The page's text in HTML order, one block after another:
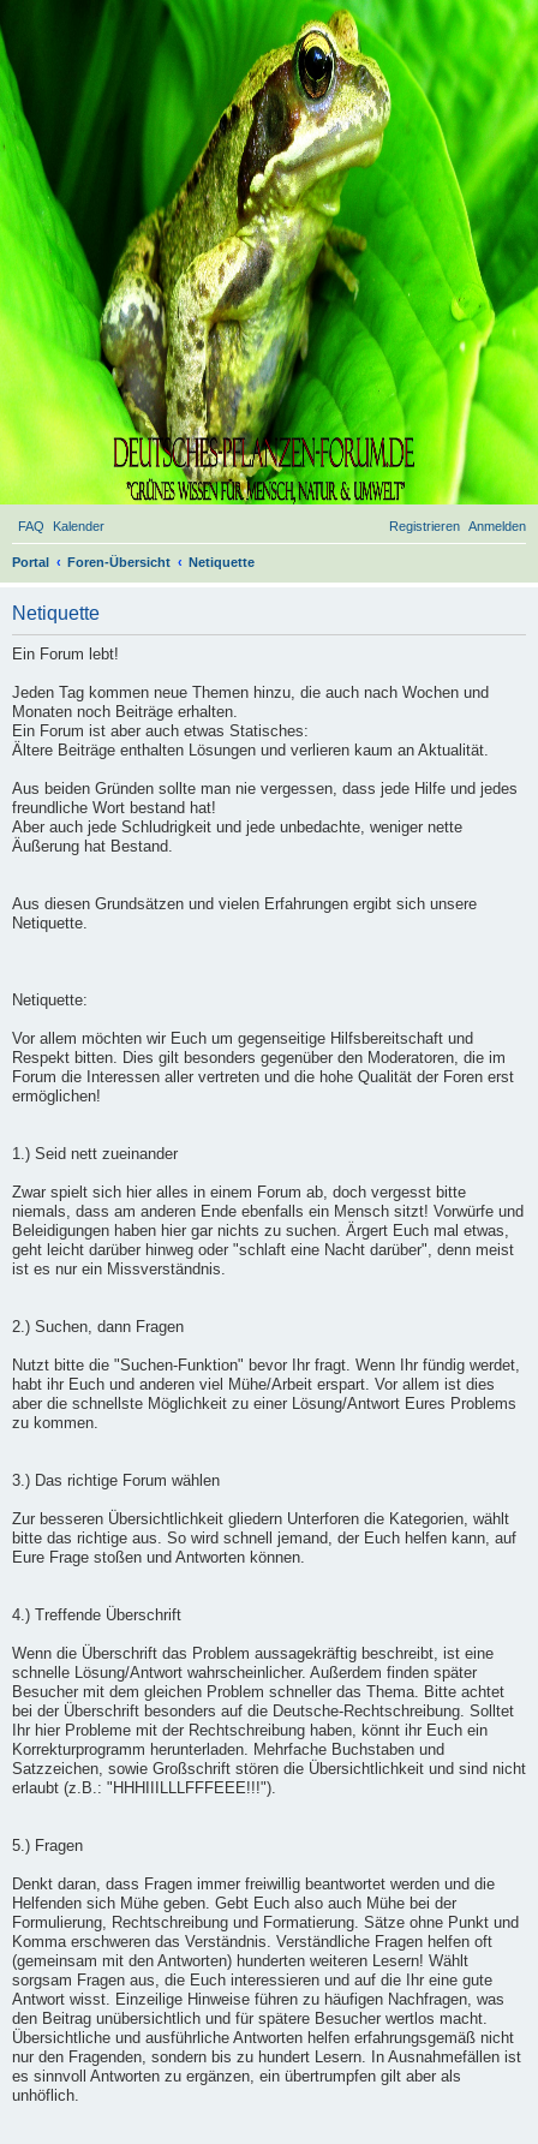
FAQ Kalender Anmelden
Registrieren
Portal Foren-Übersicht Netiquette
Netiquette
Ein Forum lebt!
Jeden Tag kommen neue Themen hinzu, die auch nach Wochen und
Monaten noch Beiträge erhalten.
Ein Forum ist aber auch etwas Statisches:
Ältere Beiträge enthalten Lösungen und verlieren kaum an Aktualität.
Aus beiden Gründen sollte man nie vergessen, dass jede Hilfe und jedes
freundliche Wort bestand hat!
Aber auch jede Schludrigkeit und jede unbedachte, weniger nette
Äußerung hat Bestand.
Aus diesen Grundsätzen und vielen Erfahrungen ergibt sich unsere
Netiquette.
Netiquette:
Vor allem möchten wir Euch um gegenseitige Hilfsbereitschaft und
Respekt bitten. Dies gilt besonders gegenüber den Moderatoren, die im
Forum die Interessen aller vertreten und die hohe Qualität der Foren erst
ermöglichen!
1.) Seid nett zueinander
Zwar spielt sich hier alles in einem Forum ab, doch vergesst bitte
niemals, dass am anderen Ende ebenfalls ein Mensch sitzt! Vorwürfe und
Beleidigungen haben hier gar nichts zu suchen. Ärgert Euch mal etwas,
geht leicht darüber hinweg oder "schlaft eine Nacht darüber", denn meist
ist es nur ein Missverständnis.
2.) Suchen, dann Fragen
Nutzt bitte die "Suchen-Funktion" bevor Ihr fragt. Wenn Ihr fündig werdet,
habt ihr Euch und anderen viel Mühe/Arbeit erspart. Vor allem ist dies
aber die schnellste Möglichkeit zu einer Lösung/Antwort Eures Problems
zu kommen.
3.) Das richtige Forum wählen
Zur besseren Übersichtlichkeit gliedern Unterforen die Kategorien, wählt
bitte das richtige aus. So wird schnell jemand, der Euch helfen kann, auf
Eure Frage stoßen und Antworten können.
4.) Treffende Überschrift
Wenn die Überschrift das Problem aussagekräftig beschreibt, ist eine
schnelle Lösung/Antwort wahrscheinlicher. Außerdem finden später
Besucher mit dem gleichen Problem schneller das Thema. Bitte achtet
bei der Überschrift besonders auf die Deutsche-Rechtschreibung. Solltet
Ihr hier Probleme mit der Rechtschreibung haben, könnt ihr Euch ein
Korrekturprogramm herunterladen. Mehrfache Buchstaben und
Satzzeichen, sowie Großschrift stören die Übersichtlichkeit und sind nicht
erlaubt (z.B.: "HHHIIILLLFFFEEE!!!").
5.) Fragen
Denkt daran, dass Fragen immer freiwillig beantwortet werden und die
Helfenden sich Mühe geben. Gebt Euch also auch Mühe bei der
Formulierung, Rechtschreibung und Formatierung. Sätze ohne Punkt und
Komma erschweren das Verständnis. Verständliche Fragen helfen oft
(gemeinsam mit den Antworten) hunderten weiteren Lesern! Wählt
sorgsam Fragen aus, die Euch interessieren und auf die Ihr eine gute
Antwort wisst. Einzeilige Hinweise führen zu häufigen Nachfragen, was
den Beitrag unübersichtlich und für spätere Besucher wertlos macht.
Übersichtliche und ausführliche Antworten helfen erfahrungsgemäß nicht
nur den Fragenden, sondern bis zu hundert Lesern. In Ausnahmefällen ist
es sinnvoll Antworten zu ergänzen, ein übertrumpfen gilt aber als
unhöflich.